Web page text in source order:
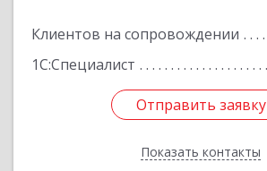
Клиентов на сопровождении
1С:Специалист
Отправить заявку
Показать контакты
Отправить заявку
Назад